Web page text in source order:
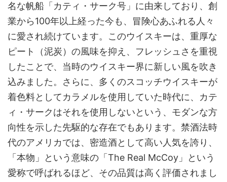
名な帆船「カティ・サーク号」に由来しており、創
業から100年以上経った今も、冒険心あふれる人々
に愛され続けています。このウイスキーは、重厚な
ピート（泥炭）の風味を抑え、フレッシュさを重視
したことで、当時のウイスキー界に新しい風を吹き
込みました。さらに、多くのスコッチウイスキーが
着色料としてカラメルを使用していた時代に、カテ
ィ・サークはそれを使用しないという、モダンな方
向性を示した先駆的な存在でもあります。禁酒法時
代のアメリカでは、密造酒として高い人気を誇り、
「本物」という意味の「The Real McCoy」という
愛称で呼ばれるほど、その品質は高く評価されまし